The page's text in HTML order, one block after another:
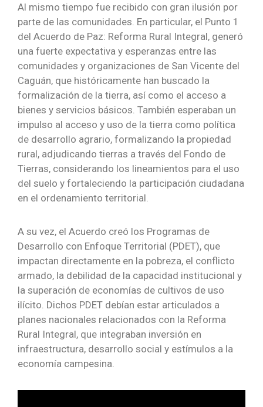
Al mismo tiempo fue recibido con gran ilusión por
parte de las comunidades. En particular, el Punto 1
del Acuerdo de Paz: Reforma Rural Integral, generó
una fuerte expectativa y esperanzas entre las
comunidades y organizaciones de San Vicente del
Caguán, que históricamente han buscado la
formalización de la tierra, así como el acceso a
bienes y servicios básicos. También esperaban un
impulso al acceso y uso de la tierra como política
de desarrollo agrario, formalizando la propiedad
rural, adjudicando tierras a través del Fondo de
Tierras, considerando los lineamientos para el uso
del suelo y fortaleciendo la participación ciudadana
en el ordenamiento territorial.
A su vez, el Acuerdo creó los Programas de
Desarrollo con Enfoque Territorial (PDET), que
impactan directamente en la pobreza, el conflicto
armado, la debilidad de la capacidad institucional y
la superación de economías de cultivos de uso
ilícito. Dichos PDET debían estar articulados a
planes nacionales relacionados con la Reforma
Rural Integral, que integraban inversión en
infraestructura, desarrollo social y estímulos a la
economía campesina.